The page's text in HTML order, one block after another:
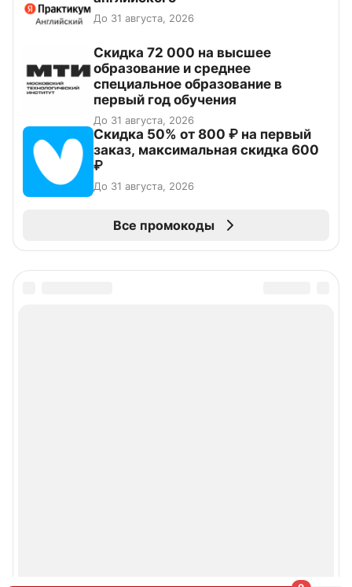
До 31 августа, 2026
Скидка 72 000 на высшее
образование и среднее
специальное образование в
первый год обучения
До 31 августа, 2026
Скидка 50% от 800 ₽ на первый
заказ, максимальная скидка 600
₽
До 31 августа, 2026
Все промокоды